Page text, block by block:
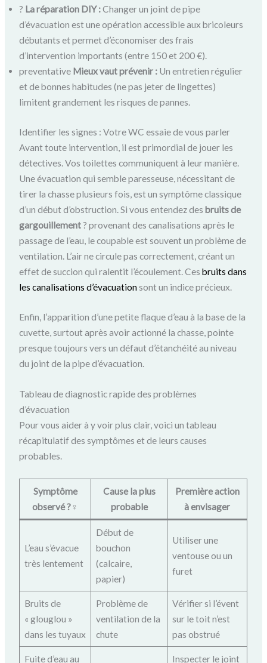
? La réparation DIY :Changer un joint de pipe
d’évacuation est une opération accessible aux bricoleurs
débutants et permet d’économiser des frais
d’intervention importants (entre 150 et 200 €).
preventative Mieux vaut prévenir : Un entretien régulier
et de bonnes habitudes (ne pas jeter de lingettes)
limitent grandement les risques de pannes.
Identifier les signes : Votre WC essaie de vous parler
Avant toute intervention, il est primordial de jouer les
détectives. Vos toilettes communiquent à leur manière.
Une évacuation qui semble paresseuse, nécessitant de
tirer la chasse plusieurs fois, est un symptôme classique
d’un début d’obstruction. Si vous entendez desbruits de
gargouillement? provenant des canalisations après le
passage de l’eau, le coupable est souvent un problème de
ventilation. L’air ne circule pas correctement, créant un
effet de succion qui ralentit l’écoulement. Cesbruits dans
les canalisations d’évacuationsont un indice précieux.
Enfin, l’apparition d’une petite flaque d’eau à la base de la
cuvette, surtout après avoir actionné la chasse, pointe
presque toujours vers un défaut d’étanchéité au niveau
du joint de la pipe d’évacuation.
Tableau de diagnostic rapide des problèmes
d’évacuation
Pour vous aider à y voir plus clair, voici un tableau
récapitulatif des symptômes et de leurs causes
probables.
Symptôme
observé ?️‍♀️
Cause la plus
probable
Première action
à envisager
L’eau s’évacue
très lentement
Début de
bouchon
(calcaire,
papier)
Utiliser une
ventouse ou un
furet
Bruits de
« glouglou »
dans les tuyaux
Problème de
ventilation de la
chute
Vérifier si l’évent
sur le toit n’est
pas obstrué
Fuite d’eau au
Inspecter le joint